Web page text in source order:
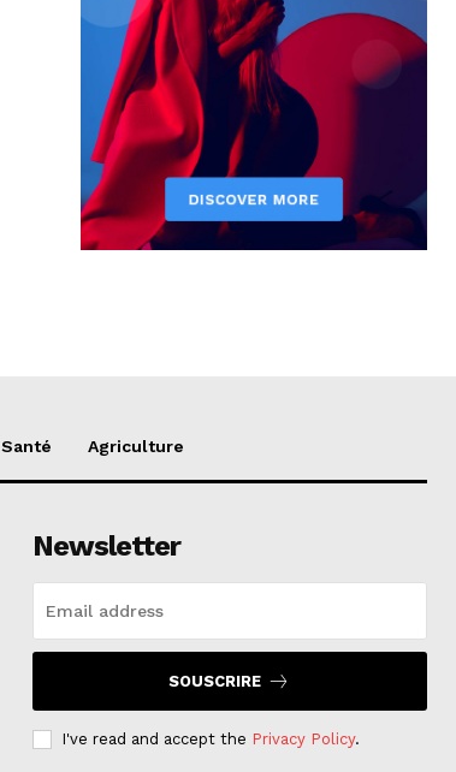
Santé Agriculture
Newsletter
SOUSCRIRE
I've read and accept the Privacy Policy.